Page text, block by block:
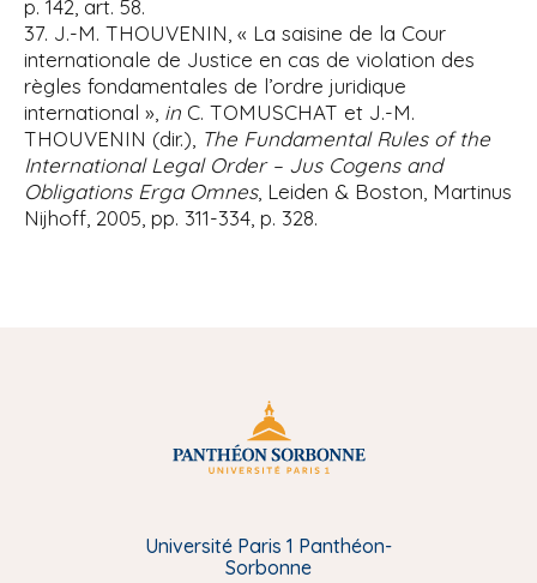
p. 142, art. 58.
37. J.-M. THOUVENIN, « La saisine de la Cour
internationale de Justice en cas de violation des
règles fondamentales de l’ordre juridique
international », in C. TOMUSCHAT et J.-M.
THOUVENIN (dir.), The Fundamental Rules of the
International Legal Order – Jus Cogens and
Obligations Erga Omnes, Leiden & Boston, Martinus
Nijhoff, 2005, pp. 311-334, p. 328.
Université Paris 1 Panthéon-
Sorbonne